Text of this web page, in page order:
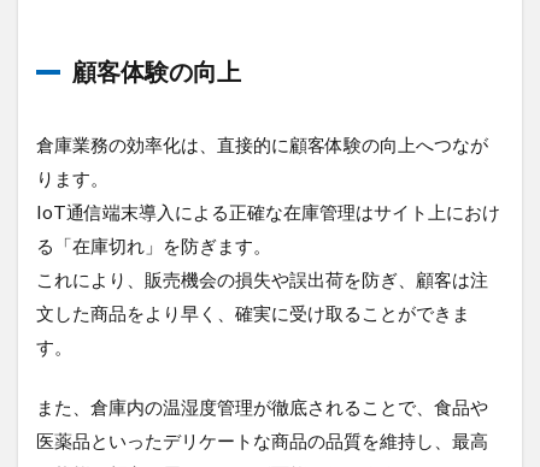
顧客体験の向上
倉庫業務の効率化は、直接的に顧客体験の向上へつなが
ります。
IoT通信端末導入による正確な在庫管理はサイト上におけ
る「在庫切れ」を防ぎます。
これにより、販売機会の損失や誤出荷を防ぎ、顧客は注
文した商品をより早く、確実に受け取ることができま
す。
また、倉庫内の温湿度管理が徹底されることで、食品や
医薬品といったデリケートな商品の品質を維持し、最高